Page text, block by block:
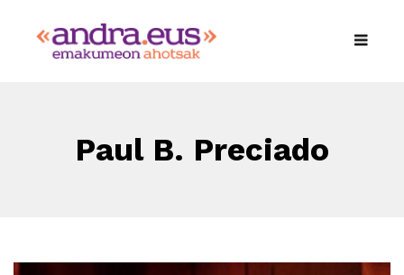
Paul B. Preciado